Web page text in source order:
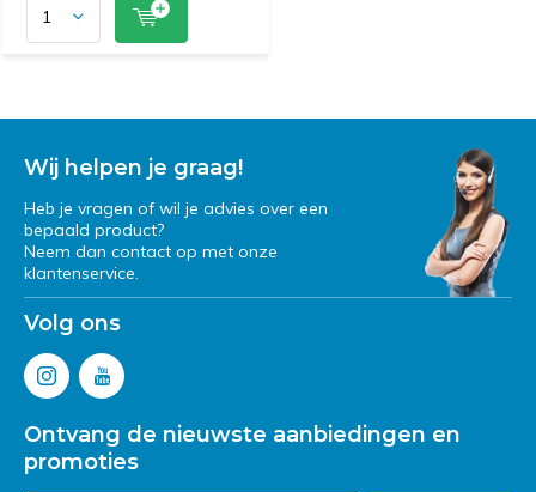
Wij helpen je graag!
Heb je vragen of wil je advies over een
bepaald product?
Neem dan contact op met onze
klantenservice.
Volg ons
Ontvang de nieuwste aanbiedingen en
promoties